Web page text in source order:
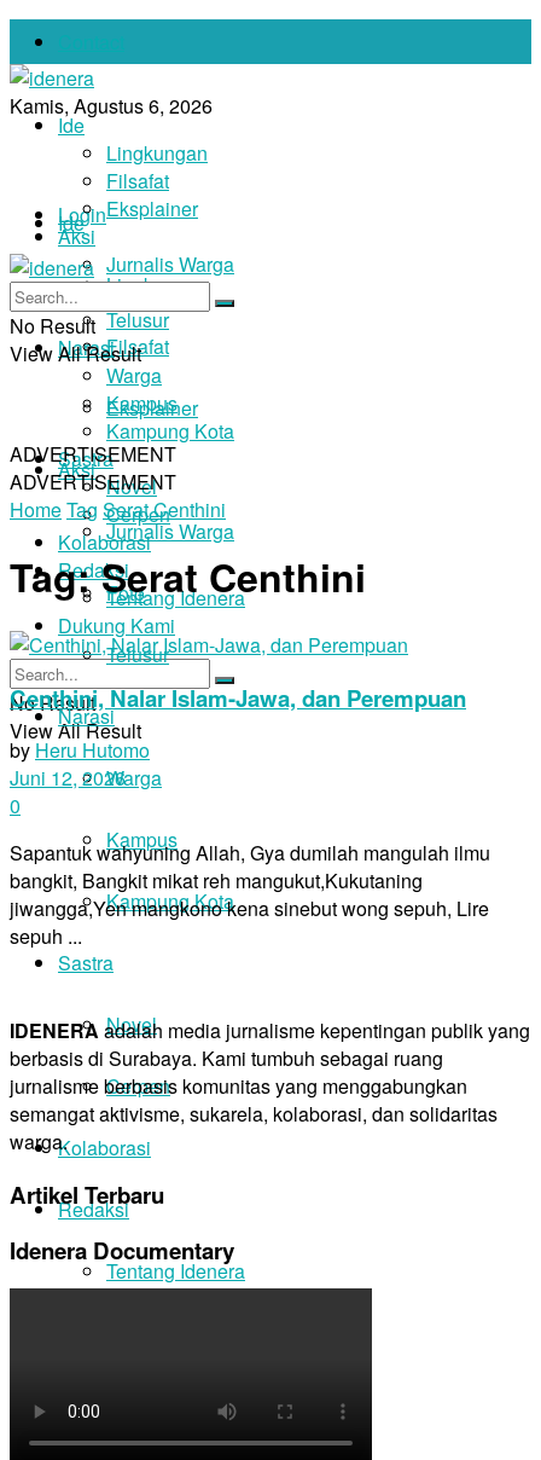
Kamis, Agustus 6, 2026
Login
Ide
Lingkungan
Filsafat
Eksplainer
Aksi
Jurnalis Warga
Foto
Telusur
Narasi
Warga
Kampus
Kampung Kota
Sastra
Novel
Cerpen
Kolaborasi
Redaksi
Tentang Idenera
Dukung Kami
No Result
View All Result
Ide
Lingkungan
Filsafat
Eksplainer
Aksi
Jurnalis Warga
Foto
Telusur
Narasi
Warga
Kampus
Kampung Kota
Sastra
Novel
Cerpen
Kolaborasi
Redaksi
Tentang Idenera
No Result
View All Result
ADVERTISEMENT
ADVERTISEMENT
HomeTag Serat Centhini
Tag:Serat Centhini
Centhini, Nalar Islam-Jawa, dan Perempuan
by Heru Hutomo
Juni 12, 2026
0
Sapantuk wahyuning Allah, Gya dumilah mangulah ilmu
bangkit, Bangkit mikat reh mangukut,Kukutaning
jiwangga,Yen mangkono kena sinebut wong sepuh, Lire
sepuh ...
IDENERA adalah media jurnalisme kepentingan publik yang
berbasis di Surabaya. Kami tumbuh sebagai ruang
jurnalisme berbasis komunitas yang menggabungkan
semangat aktivisme, sukarela, kolaborasi, dan solidaritas
warga.
Artikel Terbaru
Idenera Documentary